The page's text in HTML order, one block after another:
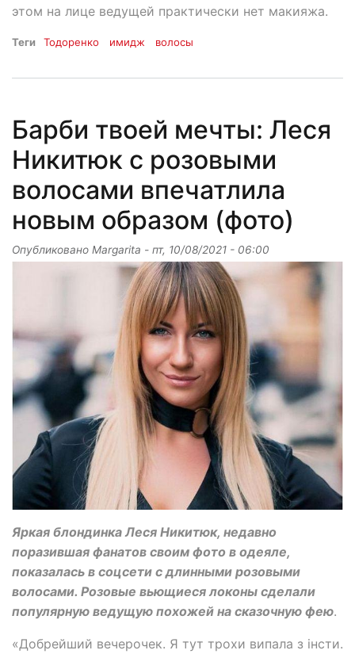
этом на лице ведущей практически нет макияжа.
Теги Тодоренко имидж волосы
Барби твоей мечты: Леся
Никитюк с розовыми
волосами впечатлила
новым образом (фото)
Опубликовано Margarita - пт, 10/08/2021 - 06:00
Яркая блондинка Леся Никитюк, недавно
поразившая фанатов своим фото в одеяле,
показалась в соцсети с длинными розовыми
волосами. Розовые вьющиеся локоны сделали
популярную ведущую похожей на сказочную фею.
«Добрейший вечерочек. Я тут трохи випала з інсти.